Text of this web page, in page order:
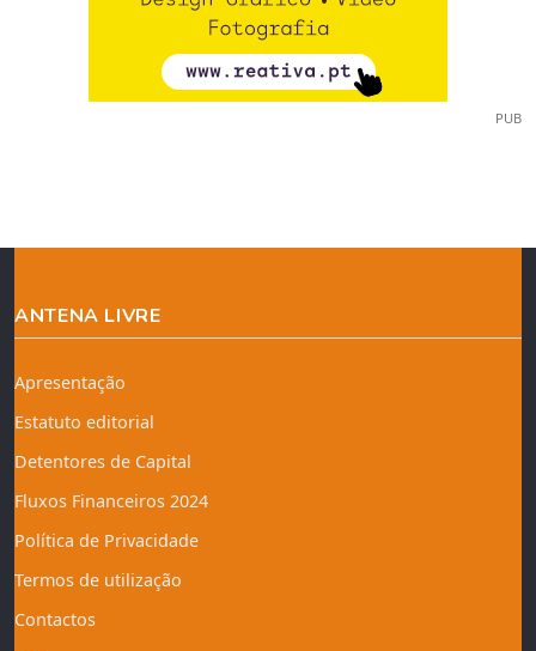
PUB
ANTENA LIVRE
Apresentação
Estatuto editorial
Detentores de Capital
Fluxos Financeiros 2024
Política de Privacidade
Termos de utilização
Contactos